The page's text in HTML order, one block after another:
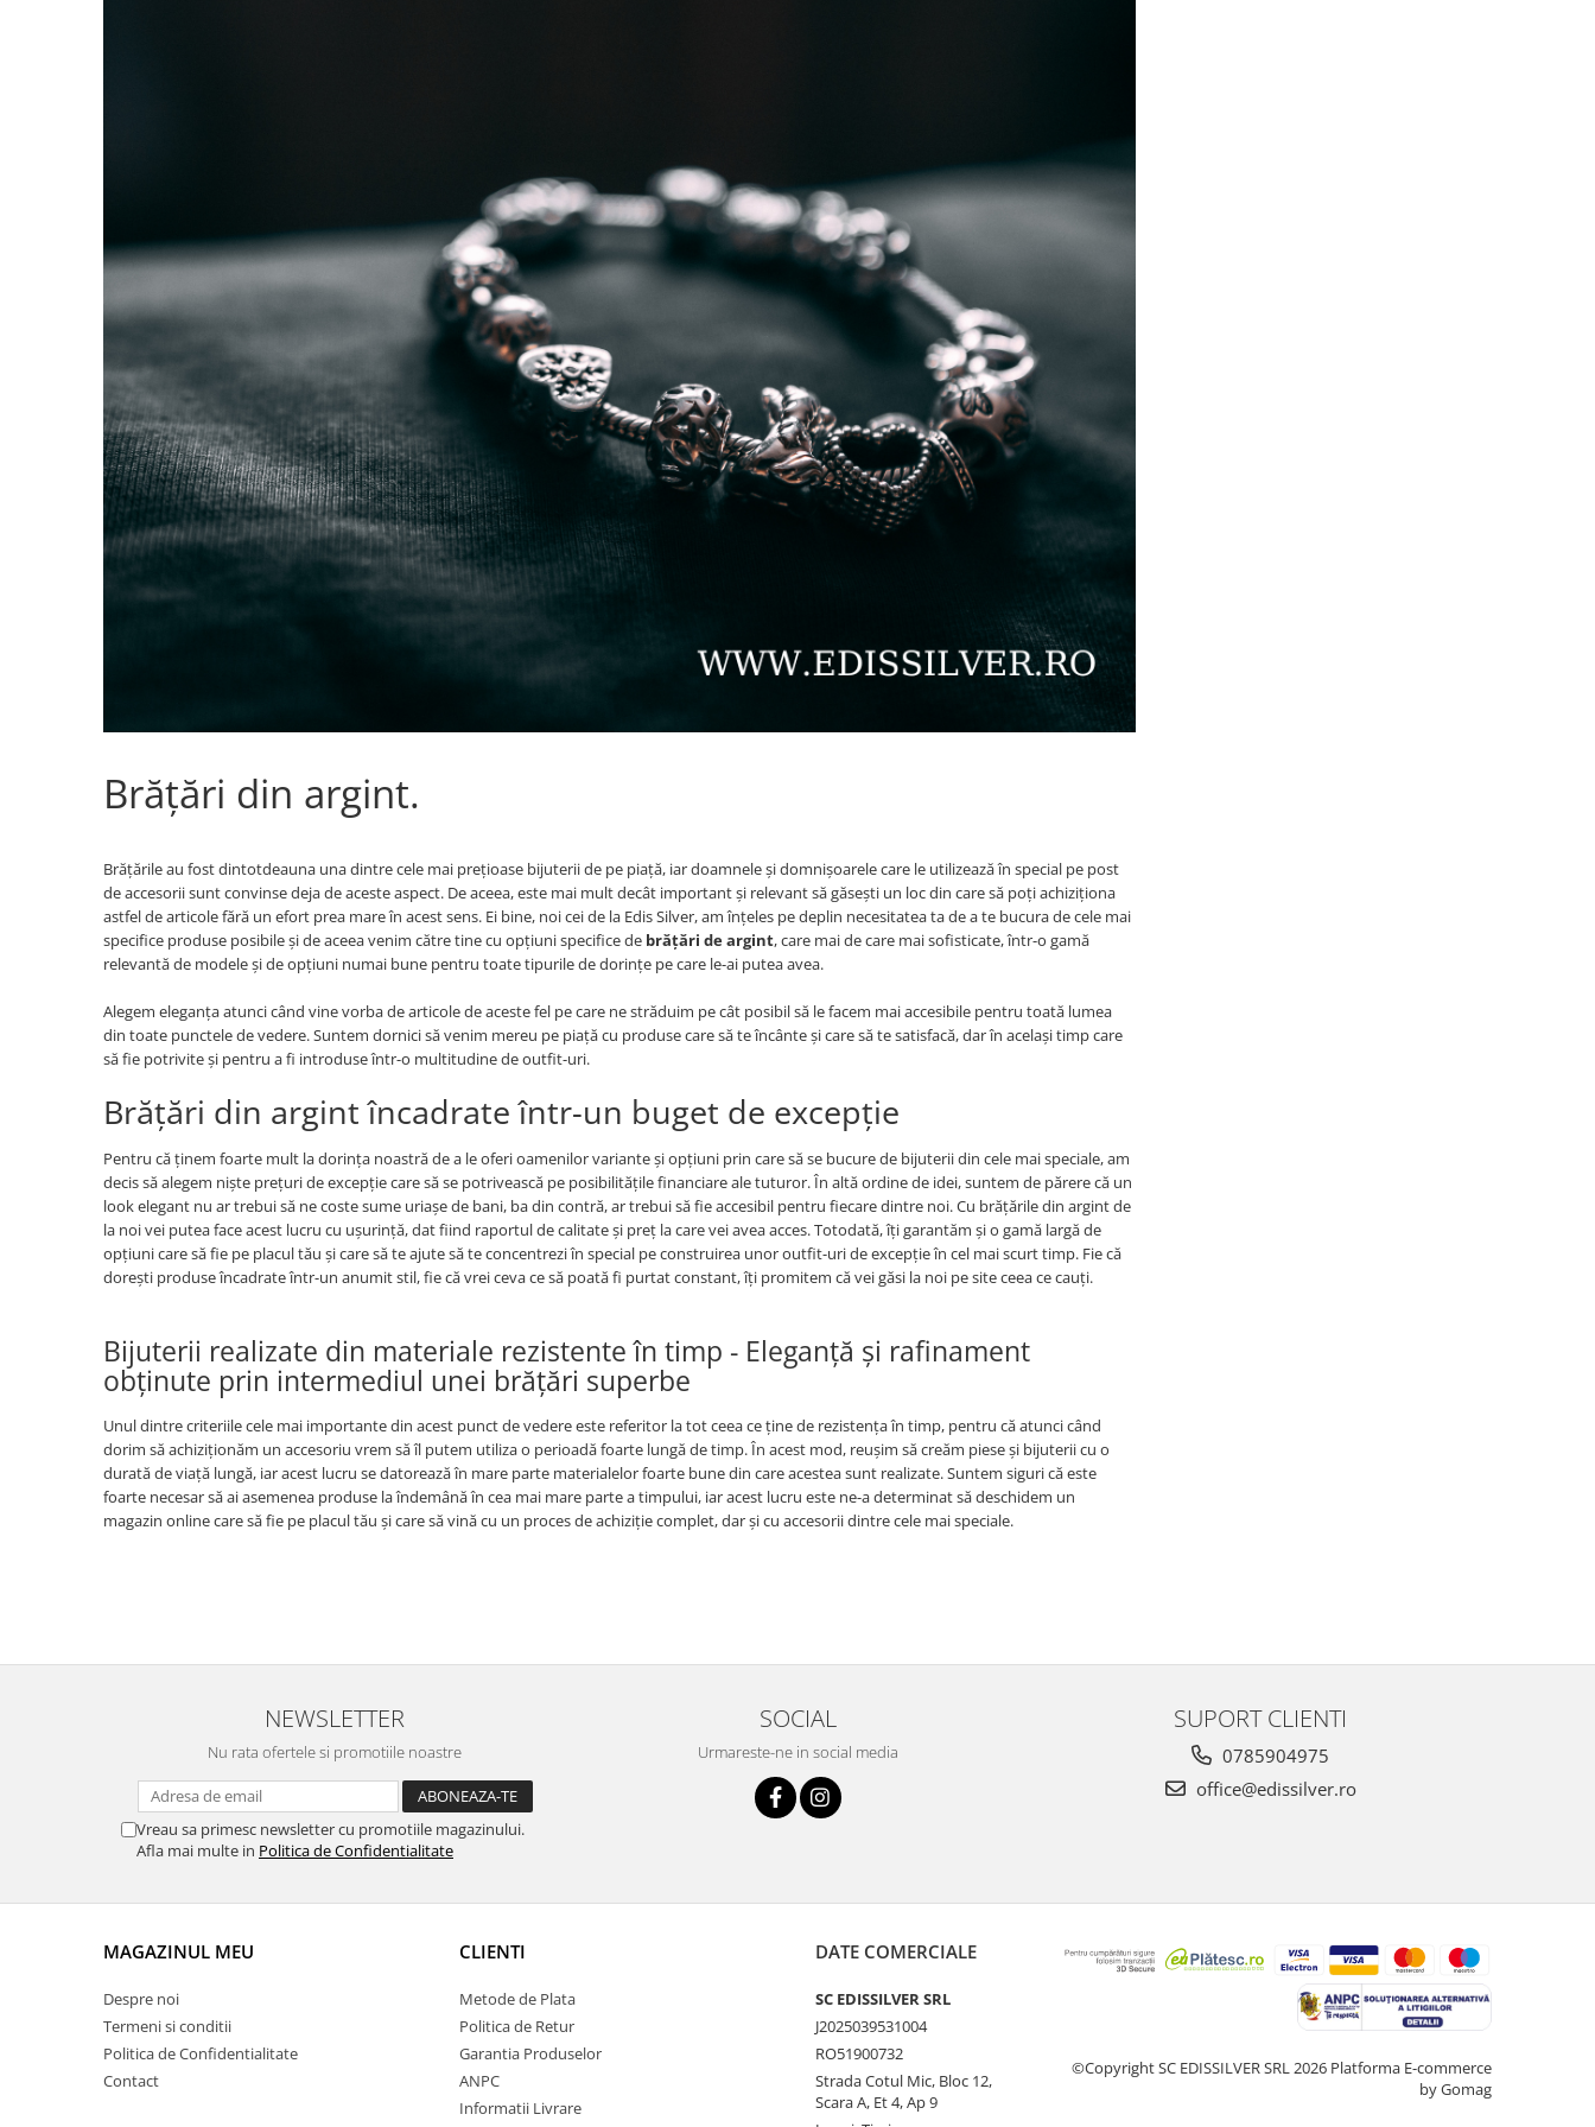
Brățări din argint.
Brățările au fost dintotdeauna una dintre cele mai prețioase bijuterii de pe piață, iar doamnele și domnișoarele care le utilizează în special pe post
de accesorii sunt convinse deja de aceste aspect. De aceea, este mai mult decât important și relevant să găsești un loc din care să poți achiziționa
astfel de articole fără un efort prea mare în acest sens. Ei bine, noi cei de la Edis Silver, am înțeles pe deplin necesitatea ta de a te bucura de cele mai
specifice produse posibile și de aceea venim către tine cu opțiuni specifice de brățări de argint, care mai de care mai sofisticate, într-o gamă
relevantă de modele și de opțiuni numai bune pentru toate tipurile de dorințe pe care le-ai putea avea.
Alegem eleganța atunci când vine vorba de articole de aceste fel pe care ne străduim pe cât posibil să le facem mai accesibile pentru toată lumea
din toate punctele de vedere. Suntem dornici să venim mereu pe piață cu produse care să te încânte și care să te satisfacă, dar în același timp care
să fie potrivite și pentru a fi introduse într-o multitudine de outfit-uri.
Brățări din argint încadrate într-un buget de excepție
Pentru că ținem foarte mult la dorința noastră de a le oferi oamenilor variante și opțiuni prin care să se bucure de bijuterii din cele mai speciale, am
decis să alegem niște prețuri de excepție care să se potrivească pe posibilitățile financiare ale tuturor. În altă ordine de idei, suntem de părere că un
look elegant nu ar trebui să ne coste sume uriașe de bani, ba din contră, ar trebui să fie accesibil pentru fiecare dintre noi. Cu brățările din argint de
la noi vei putea face acest lucru cu ușurință, dat fiind raportul de calitate și preț la care vei avea acces. Totodată, îți garantăm și o gamă largă de
opțiuni care să fie pe placul tău și care să te ajute să te concentrezi în special pe construirea unor outfit-uri de excepție în cel mai scurt timp. Fie că
dorești produse încadrate într-un anumit stil, fie că vrei ceva ce să poată fi purtat constant, îți promitem că vei găsi la noi pe site ceea ce cauți.
Bijuterii realizate din materiale rezistente în timp - Eleganță și rafinament
obținute prin intermediul unei brățări superbe
Unul dintre criteriile cele mai importante din acest punct de vedere este referitor la tot ceea ce ține de rezistența în timp, pentru că atunci când
dorim să achiziționăm un accesoriu vrem să îl putem utiliza o perioadă foarte lungă de timp. În acest mod, reușim să creăm piese și bijuterii cu o
durată de viață lungă, iar acest lucru se datorează în mare parte materialelor foarte bune din care acestea sunt realizate. Suntem siguri că este
foarte necesar să ai asemenea produse la îndemână în cea mai mare parte a timpului, iar acest lucru este ne-a determinat să deschidem un
magazin online care să fie pe placul tău și care să vină cu un proces de achiziție complet, dar și cu accesorii dintre cele mai speciale.
NEWSLETTER
Nu rata ofertele si promotiile noastre
Vreau sa primesc newsletter cu promotiile magazinului.
Afla mai multe in Politica de Confidentialitate
SOCIAL
Urmareste-ne in social media
SUPORT CLIENTI
0785904975
office@edissilver.ro
MAGAZINUL MEU
Despre noi
Termeni si conditii
Politica de Confidentialitate
Contact
CLIENTI
Metode de Plata
Politica de Retur
Garantia Produselor
ANPC
Informatii Livrare
DATE COMERCIALE
SC EDISSILVER SRL
J2025039531004
RO51900732
Strada Cotul Mic, Bloc 12,
Scara A, Et 4, Ap 9
©Copyright SC EDISSILVER SRL 2026 Platforma E-commerce
by Gomag